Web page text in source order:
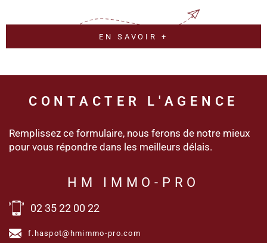
EN SAVOIR +
CONTACTER L'AGENCE
Remplissez ce formulaire, nous ferons de notre mieux
pour vous répondre dans les meilleurs délais.
HM IMMO-PRO
02 35 22 00 22
f.haspot@hmimmo-pro.com